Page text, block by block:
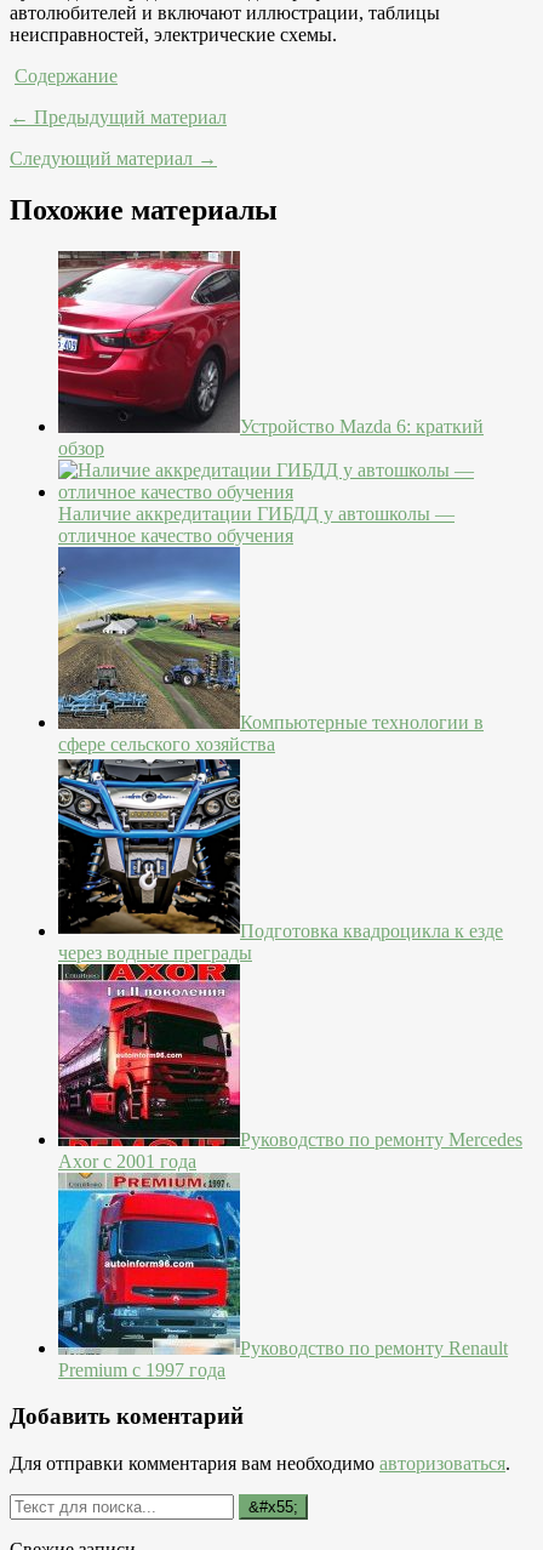
автолюбителей и включают иллюстрации, таблицы
неисправностей, электрические схемы.
Содержание
← Предыдущий материал
Следующий материал →
Похожие материалы
Устройство Mazda 6: краткий
обзор
Наличие аккредитации ГИБДД у автошколы —
отличное качество обучения
Компьютерные технологии в
сфере сельского хозяйства
Подготовка квадроцикла к езде
через водные преграды
Руководство по ремонту Mercedes
Axor с 2001 года
Руководство по ремонту Renault
Premium с 1997 года
Добавить коментарий
Для отправки комментария вам необходимо авторизоваться.